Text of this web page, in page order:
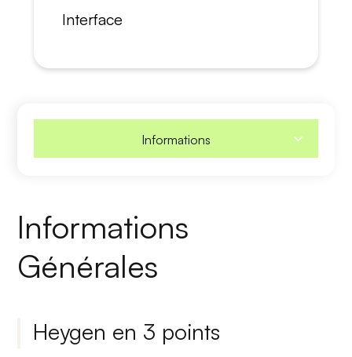
Interface
Informations
Informations
Générales
Heygen en 3 points